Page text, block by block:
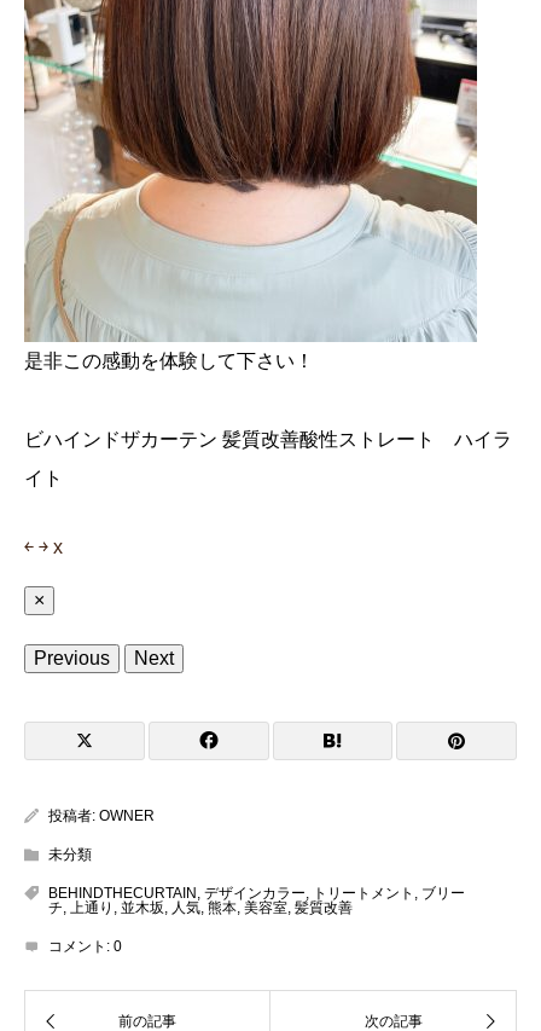
是非この感動を体験して下さい！
ビハインドザカーテン 髪質改善酸性ストレート ハイラ
イト
￩ ￫ x
×
Previous Next
投稿者: OWNER
未分類
BEHINDTHECURTAIN , デザインカラー, トリートメント , ブリー
チ, 上通り , 並木坂, 人気, 熊本, 美容室, 髪質改善
コメント: 0